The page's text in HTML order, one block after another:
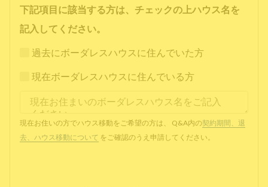
下記項目に該当する方は、チェックの上ハウス名を
記入してください。
過去にボーダレスハウスに住んでいた方
現在ボーダレスハウスに住んでいる方
現在お住いの方でハウス移動をご希望の方は、 Q&A内の契約期間、退
去、ハウス移動について をご確認のうえ申請してください。